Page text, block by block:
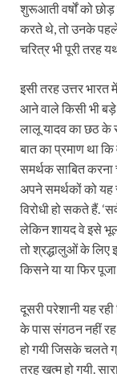
शुरूआती वर्षों को छोड़
करते थे, तो उनके पहले
चरित्र भी पूरी तरह
इसी तरह उत्तर भारत
आने वाले किसी भी बड़े
लालू यादव का छठ के
बात का प्रमाण था
समर्थक साबित करना
अपने समर्थकों को यह
विरोधी हो सकते हैं.
लेकिन शायद वे इसे
तो श्रद्धालुओं के लिए
किसने या या फिर
दूसरी परेशानी यह
के पास संगठन नहीं
हो गयी जिसके चलते
तरह खत्म हो गयी.